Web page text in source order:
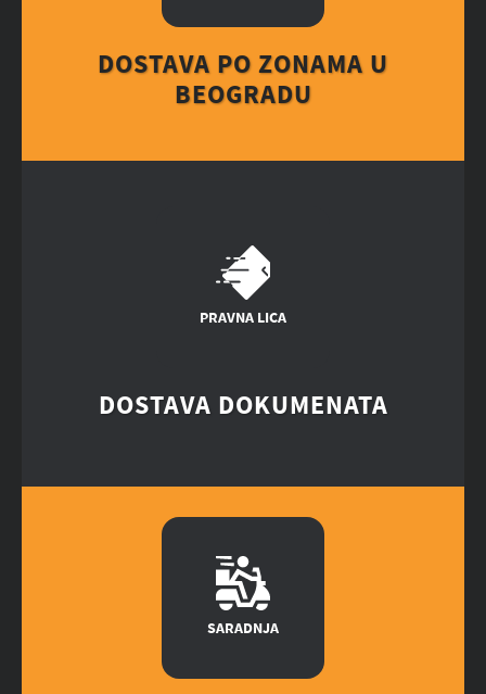
DOSTAVA PO ZONAMA U
BEOGRADU
PRAVNA LICA
DOSTAVA DOKUMENATA
SARADNJA